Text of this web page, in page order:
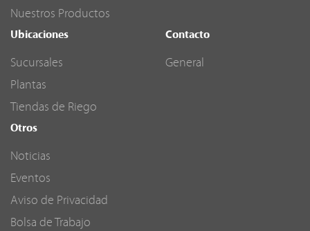
Nuestros Productos
Ubicaciones
Sucursales
Plantas
Tiendas de Riego
Contacto
General
Otros
Noticias
Eventos
Aviso de Privacidad
Bolsa de Trabajo